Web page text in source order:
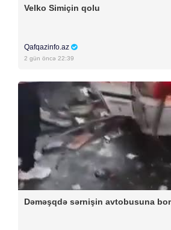
Velko Simiçin qolu
Qafqazinfo.az
2 gün öncə 22:39
Dəməşqdə sərnişin avtobusuna